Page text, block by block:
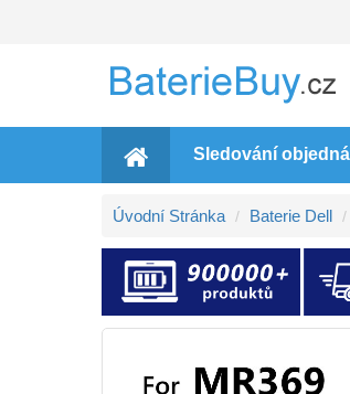
Sledování
Úvodní Stránka Baterie Dell